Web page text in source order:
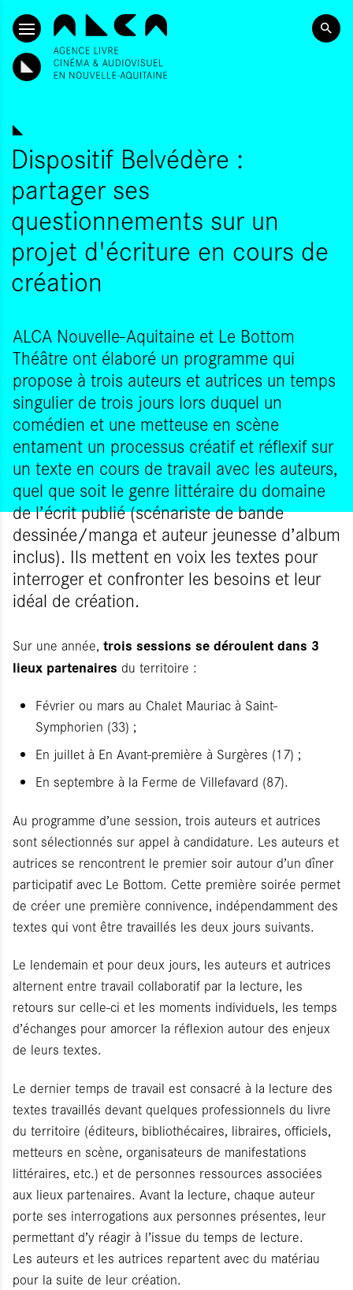
ALLER AU CONTENU PRINCIPAL
Dispositif Belvédère :
partager ses
questionnements sur un
projet d'écriture en cours de
création
ALCA Nouvelle-Aquitaine et Le Bottom
Théâtre ont élaboré un programme qui
propose à trois auteurs et autrices un temps
singulier de trois jours lors duquel un
comédien et une metteuse en scène
entament un processus créatif et réflexif sur
un texte en cours de travail avec les auteurs,
quel que soit le genre littéraire du domaine
de l’écrit publié (scénariste de bande
dessinée/manga et auteur jeunesse d’album
inclus). Ils mettent en voix les textes pour
interroger et confronter les besoins et leur
idéal de création.
Sur une année, trois sessions se déroulent dans 3
lieux partenaires du territoire :
Février ou mars au Chalet Mauriac à Saint-
Symphorien (33) ;
En juillet à En Avant-première à Surgères (17) ;
En septembre à la Ferme de Villefavard (87).
Au programme d’une session, trois auteurs et autrices
sont sélectionnés sur appel à candidature. Les auteurs et
autrices se rencontrent le premier soir autour d’un dîner
participatif avec Le Bottom. Cette première soirée permet
de créer une première connivence, indépendamment des
textes qui vont être travaillés les deux jours suivants.
Le lendemain et pour deux jours, les auteurs et autrices
alternent entre travail collaboratif par la lecture, les
retours sur celle-ci et les moments individuels, les temps
d’échanges pour amorcer la réflexion autour des enjeux
de leurs textes.
Le dernier temps de travail est consacré à la lecture des
textes travaillés devant quelques professionnels du livre
du territoire (éditeurs, bibliothécaires, libraires, officiels,
metteurs en scène, organisateurs de manifestations
littéraires, etc.) et de personnes ressources associées
aux lieux partenaires. Avant la lecture, chaque auteur
porte ses interrogations aux personnes présentes, leur
permettant d’y réagir à l’issue du temps de lecture.
Les auteurs et les autrices repartent avec du matériau
pour la suite de leur création.